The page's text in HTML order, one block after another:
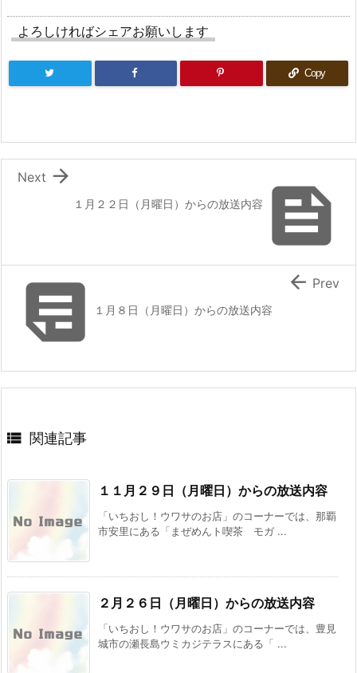
よろしければシェアお願いします
Copy

１月２２日（月曜日）からの放送内容

Next
 １月８日（月曜日）からの放送内容
 Prev
 関連記事
１１月２９日（月曜日）からの放送内容
「いちおし！ウワサのお店」のコーナーでは、那覇
市安里にある「まぜめんト喫茶 モガ ...
２月２６日（月曜日）からの放送内容
「いちおし！ウワサのお店」のコーナーでは、豊見
城市の瀬長島ウミカジテラスにある「 ...